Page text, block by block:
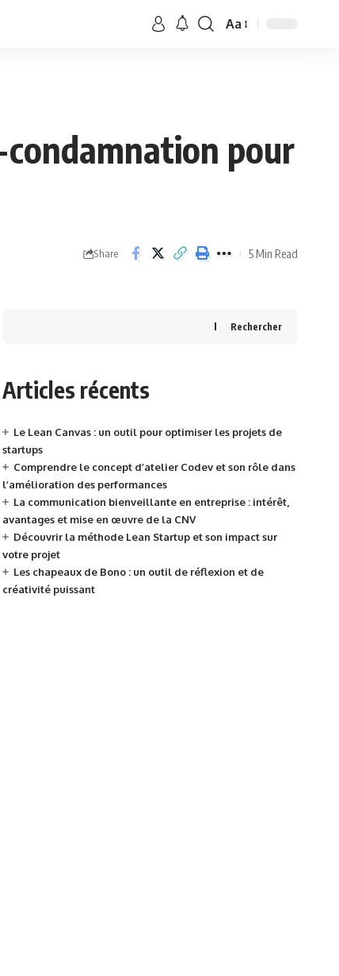
Aa
pour
Share 5 Min Read
Rechercher
Articles récents
Le Lean Canvas : un outil pour optimiser les projets de
startups
Comprendre le concept d’atelier Codev et son rôle dans
l’amélioration des performances
La communication bienveillante en entreprise : intérêt,
avantages et mise en œuvre de la CNV
Découvrir la méthode Lean Startup et son impact sur
votre projet
Les chapeaux de Bono : un outil de réflexion et de
créativité puissant